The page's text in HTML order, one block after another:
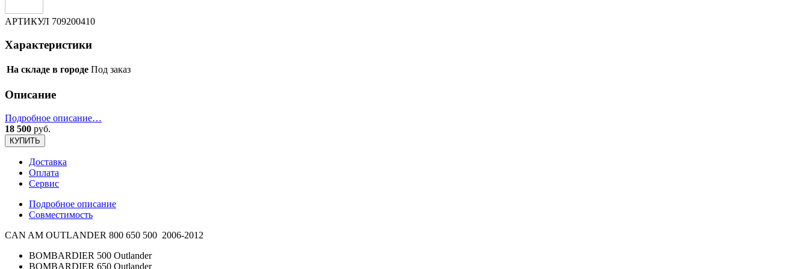
АРТИКУЛ 709200410
Характеристики
На складе в городе Под заказ
Описание
Подробное описание…
18 500 руб.
КУПИТЬ
Доставка
Оплата
Сервис
Подробное описание
Совместимость
CAN AM OUTLANDER 800 650 500 2006-2012
BOMBARDIER 500 Outlander
BOMBARDIER 650 Outlander